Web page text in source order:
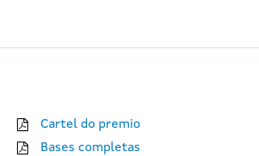
Cartel do premio
Bases completas